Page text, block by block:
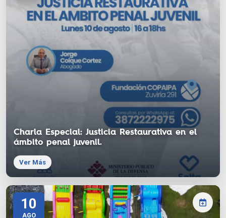
Charla Especial: Justicia Restaurativa en el
ámbito penal juvenil.
Ver Más
10
AGO